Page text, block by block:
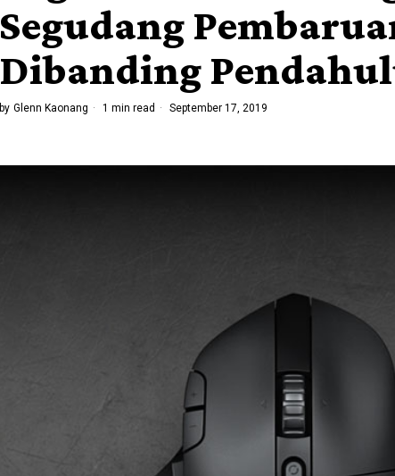
Segudang
Dibanding
by Glenn Kaonang 1 min read September 17, 2019